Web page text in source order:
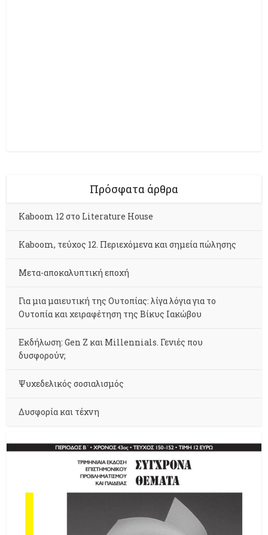
Πρόσφατα άρθρα
Kaboom 12 στο Literature House
Kaboom, τεύχος 12. Περιεχόμενα και σημεία πώλησης
Μετα-αποκαλυπτική εποχή
Για μια μαιευτική της Ουτοπίας: λίγα λόγια για το
Ουτοπία και χειραφέτηση της Βίκυς Ιακώβου
Εκδήλωση: Gen Z και Millennials. Γενιές που
δυσφορούν;
Ψυχεδελικός σοσιαλισμός
Δυσφορία και τέχνη